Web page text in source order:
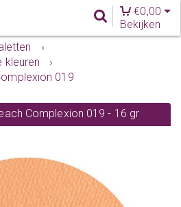
€0,00
Bekijken
›
kleuren
›
019
Complexion 019 - 16 gr